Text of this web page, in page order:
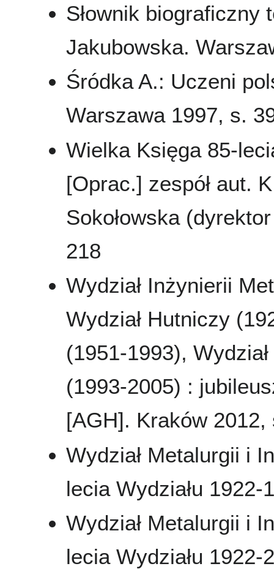
Słownik biograficzny
Jakubowska.
Śródka A.: Uczeni
Warszawa 1997, s.
Wielka Księga 85-
[Oprac.] zespół aut.
Sokołowska
218
Wydział Inżynierii
Wydział Hutniczy
(1951-1993),
(1993-2005) :
[AGH]. Kraków
Wydział Metalurgii i
lecia Wydziału
Wydział Metalurgii i
lecia Wydziału